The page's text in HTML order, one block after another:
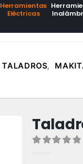
Herramientas
Eléctricas
TALADROS,